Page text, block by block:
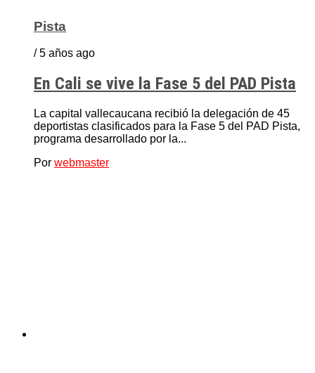
Pista
/ 5 años ago
En Cali se vive la Fase 5 del PAD Pista
La capital vallecaucana recibió la delegación de 45
deportistas clasificados para la Fase 5 del PAD Pista,
programa desarrollado por la...
Por webmaster